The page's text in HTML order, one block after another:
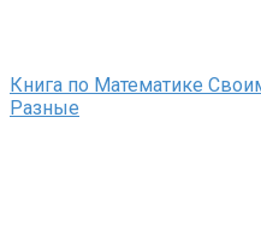
Книга по Математике
Разные